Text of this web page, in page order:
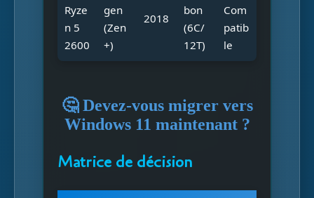
Ryze
n 5
2600
gen
(Zen
+)
2018
bon
(6C/
12T)
Com
patib
le
🤔 Devez-vous migrer vers
Windows 11 maintenant ?
Matrice de décision